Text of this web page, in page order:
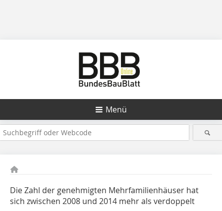
Menü
Die Zahl der genehmigten Mehrfamilienhäuser hat
sich zwischen 2008 und 2014 mehr als verdoppelt